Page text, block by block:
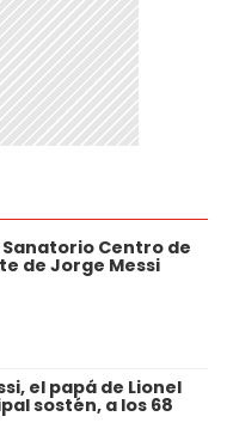
Centro de
de Jorge Messi
el papá de Lionel
sostén, a los 68